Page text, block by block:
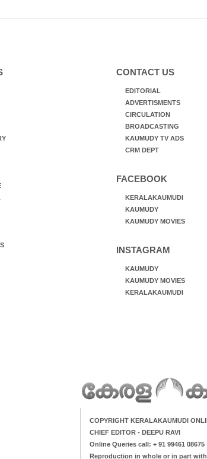
CONTACT US
EDITORIAL
ADVERTISMENTS
CIRCULATION
BROADCASTING
KAUMUDY TV ADS
CRM DEPT
FACEBOOK
KERALAKAUMUDI
KAUMUDY
KAUMUDY MOVIES
INSTAGRAM
KAUMUDY
KAUMUDY MOVIES
KERALAKAUMUDI
COPYRIGHT KERALAKAUMUDI
CHIEF EDITOR - DEEPU RAVI
Online Queries call: + 91 99461 08675
Reproduction in whole or in part